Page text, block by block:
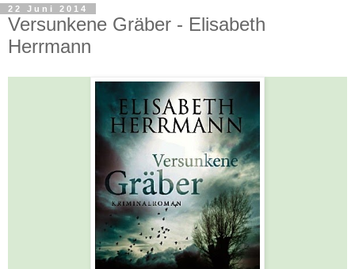
22 Juni 2014
Versunkene Gräber - Elisabeth
Herrmann